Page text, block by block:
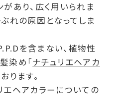
あり、広く用いられま
れの原因となってしま
を含まない、植物性
染め「ナチュリエヘアカ
ります。
エヘアカラーについての